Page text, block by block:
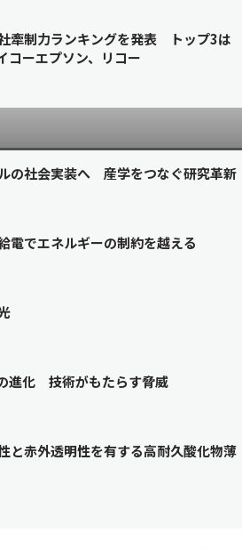
牽制力ランキングを発表 トップ3は
コーエプソン、リコー
の社会実装へ 産学をつなぐ研究革新
電でエネルギーの制約を越える
進化 技術がもたらす脅威
と赤外透明性を有する高耐久酸化物薄